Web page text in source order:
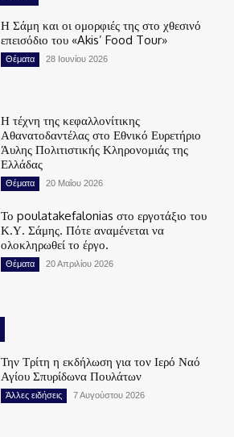
Η Σάμη και οι ομορφιές της στο χθεσινό
επεισόδιο του «Akis’ Food Tour»
Θέματα 28 Ιουνίου 2026
Η τέχνη της κεφαλλονίτικης
Αθανατοδαντέλας στο Εθνικό Ευρετήριο
Άυλης Πολιτιστικής Κληρονομιάς της
Ελλάδας
Θέματα 20 Μαΐου 2026
Το poulatakefalonias στο εργοτάξιο του
Κ.Υ. Σάμης. Πότε αναμένεται να
ολοκληρωθεί το έργο.
Θέματα 20 Απριλίου 2026
Την Τρίτη η εκδήλωση για τον Ιερό Ναό
Αγίου Σπυρίδωνα Πουλάτων
Άλλες ειδήσεις 7 Αυγούστου 2026